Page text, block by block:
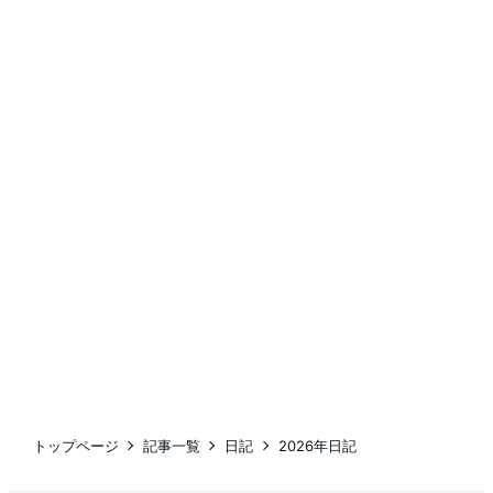
トップページ 記事一覧 日記 2026年日記